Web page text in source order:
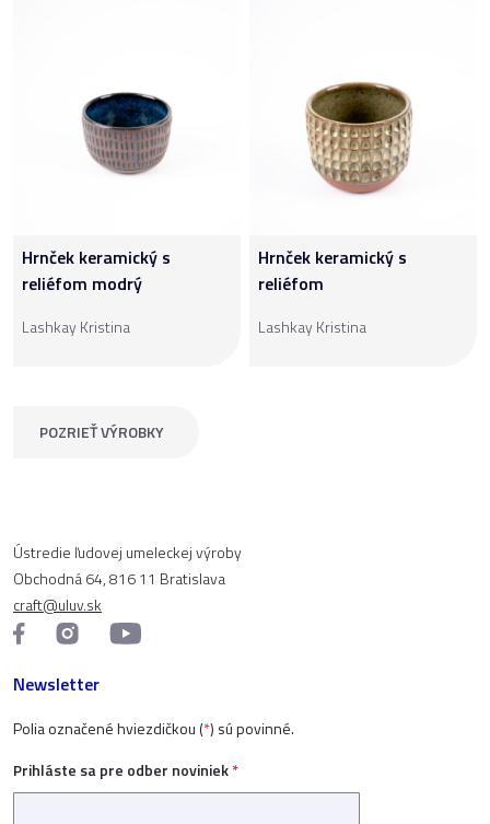
Hrnček keramický s
reliéfom modrý
Lashkay Kristina
Hrnček keramický s
reliéfom
Lashkay Kristina
POZRIEŤ VÝROBKY
Ústredie ľudovej umeleckej výroby
Obchodná 64, 816 11 Bratislava
craft@uluv.sk
Newsletter
Polia označené hviezdičkou (*) sú povinné.
Prihláste sa pre odber noviniek*